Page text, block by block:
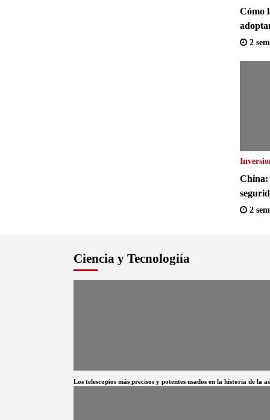
Cómo
2
China:
2
Ciencia y Tecnologiía
Los telescopios más precisos y potentes usados en la historia de la